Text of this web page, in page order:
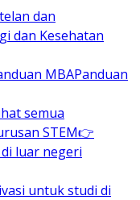
dan
dan Kesehatan
MBAPanduan
semua
STEM👉
luar negeri
untuk studi di